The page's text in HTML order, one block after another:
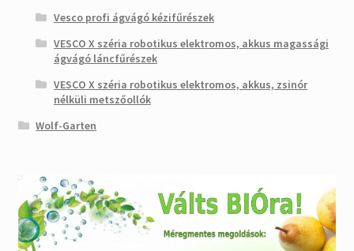
Vesco profi ágvágó kézifűrészek
VESCO X széria robotikus elektromos, akkus magassági
ágvágó láncfűrészek
VESCO X széria robotikus elektromos, akkus, zsinór
nélküli metszőollók
Wolf-Garten